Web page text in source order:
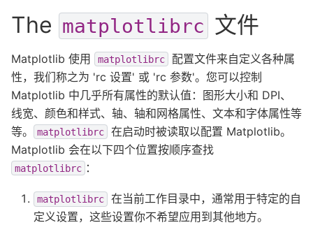
The matplotlibrc 文件
Matplotlib 使用 matplotlibrc
配置文件来自定义各种属
性，我们称之为 'rc 设置' 或 'rc 参数'。您可以控制
Matplotlib 中几乎所有属性的默认值：图形大小和 DPI、
线宽、颜色和样式、轴、轴和网格属性、文本和字体属性等
等。
matplotlibrc
在启动时被读取以配置 Matplotlib。
Matplotlib 会在以下四个位置按顺序查找
matplotlibrc ：
matplotlibrc
在当前工作目录中，通常用于特定的自
定义设置，这些设置你不希望应用到其他地方。